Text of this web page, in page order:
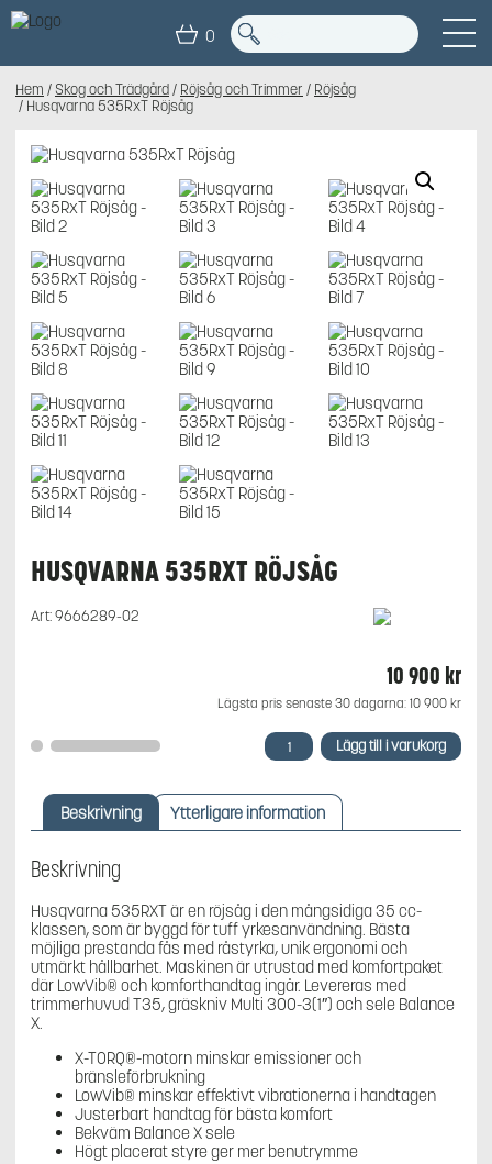
0
Hem / Skog och Trädgård/ Röjsåg och Trimmer / Röjsåg
/ Husqvarna 535RxT Röjsåg
HUSQVARNA 535RXT RÖJSÅG
Art:9666289-02
10 900 kr
Lägsta pris senaste 30 dagarna: 10 900 kr
Husqvarna
535RxT
mängd
Lägg till i varukorg
Beskrivning Ytterligare information
Beskrivning
Husqvarna 535RXT är en röjsåg i den mångsidiga 35 cc-
klassen, som är byggd för tuff yrkesanvändning. Bästa
möjliga prestanda fås med råstyrka, unik ergonomi och
utmärkt hållbarhet. Maskinen är utrustad med komfortpaket
där LowVib® och komforthandtag ingår. Levereras med
trimmerhuvud T35, gräskniv Multi 300-3(1″) och sele Balance
X.
X-TORQ®-motorn minskar emissioner och
bränsleförbrukning
LowVib® minskar effektivt vibrationerna i handtagen
Justerbart handtag för bästa komfort
Bekväm Balance X sele
Högt placerat styre ger mer benutrymme